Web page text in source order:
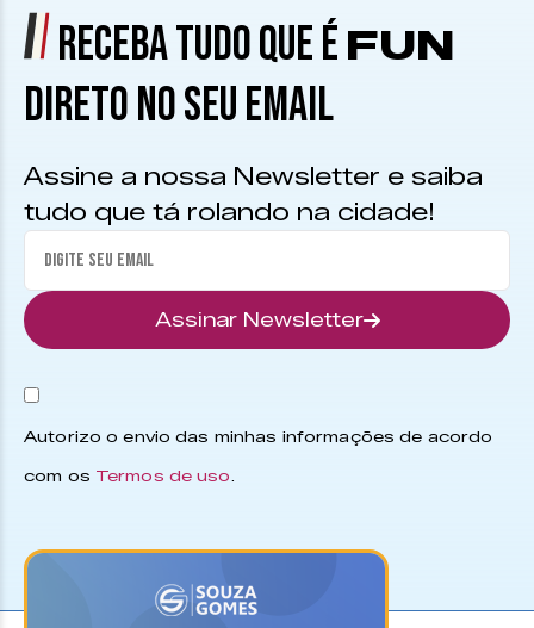
RECEBA TUDO QUE É FUN
DIRETO NO SEU EMAIL
Assine a nossa Newsletter e saiba
tudo que tá rolando na cidade!
Assinar Newsletter
Autorizo o envio das minhas informações de acordo
com os Termos de uso.